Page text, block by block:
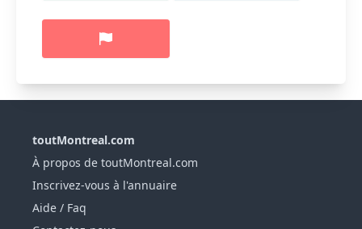
toutMontreal.com
À propos de toutMontreal.com
Inscrivez-vous à l'annuaire
Aide / Faq